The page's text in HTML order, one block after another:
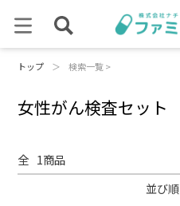
トップ ＞ 検索一覧 >
女性がん検査セット
全 1商品
並び順